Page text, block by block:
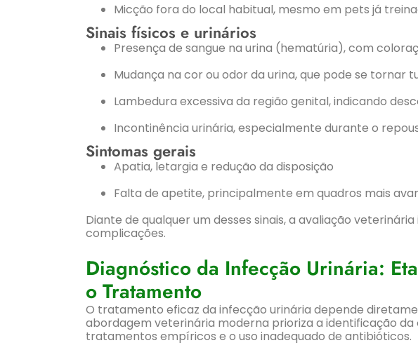
Micção fora do local habitual, mesmo em pets já
Sinais físicos e urinários
Presença de sangue na urina (hematúria), com
Mudança na cor ou odor da urina, que pode se tornar
Lambedura excessiva da região genital, indicando
Incontinência urinária, especialmente durante o
Sintomas gerais
Apatia, letargia e redução da disposição
Falta de apetite, principalmente em quadros mais
Diante de qualquer um desses sinais, a avaliação
complicações.
Diagnóstico da Infecção Urinária:
o Tratamento
O tratamento eficaz da infecção urinária depende
abordagem veterinária moderna prioriza a identificação
tratamentos empíricos e o uso inadequado de antibióticos.